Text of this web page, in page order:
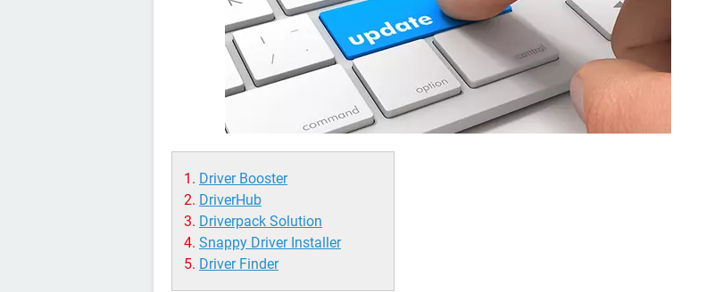
Driver Booster
DriverHub
Driverpack Solution
Snappy Driver Installer
Driver Finder